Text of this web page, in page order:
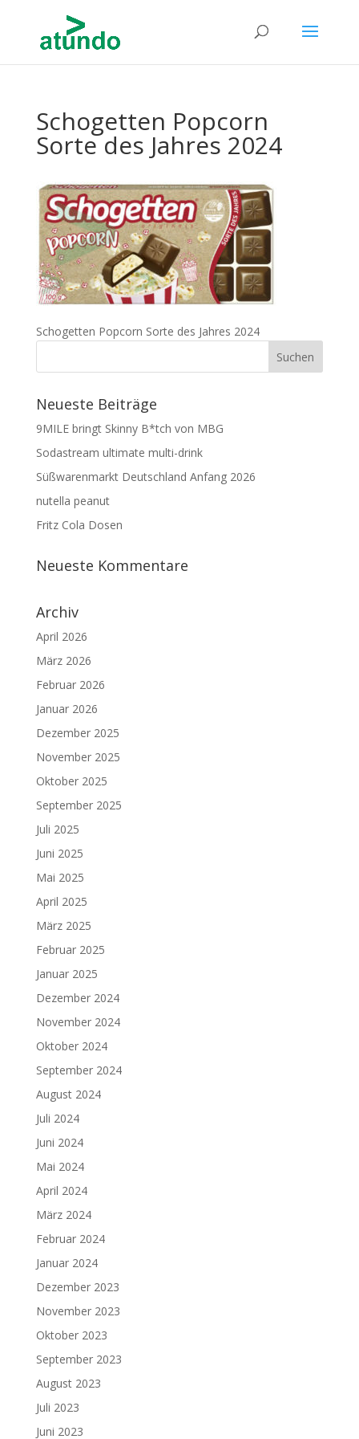
Schogetten Popcorn
Sorte des Jahres 2024
Schogetten Popcorn Sorte des Jahres 2024
Neueste Beiträge
9MILE bringt Skinny B*tch von MBG
Sodastream ultimate multi-drink
Süßwarenmarkt Deutschland Anfang 2026
nutella peanut
Fritz Cola Dosen
Neueste Kommentare
Archiv
April 2026
März 2026
Februar 2026
Januar 2026
Dezember 2025
November 2025
Oktober 2025
September 2025
Juli 2025
Juni 2025
Mai 2025
April 2025
März 2025
Februar 2025
Januar 2025
Dezember 2024
November 2024
Oktober 2024
September 2024
August 2024
Juli 2024
Juni 2024
Mai 2024
April 2024
März 2024
Februar 2024
Januar 2024
Dezember 2023
November 2023
Oktober 2023
September 2023
August 2023
Juli 2023
Juni 2023